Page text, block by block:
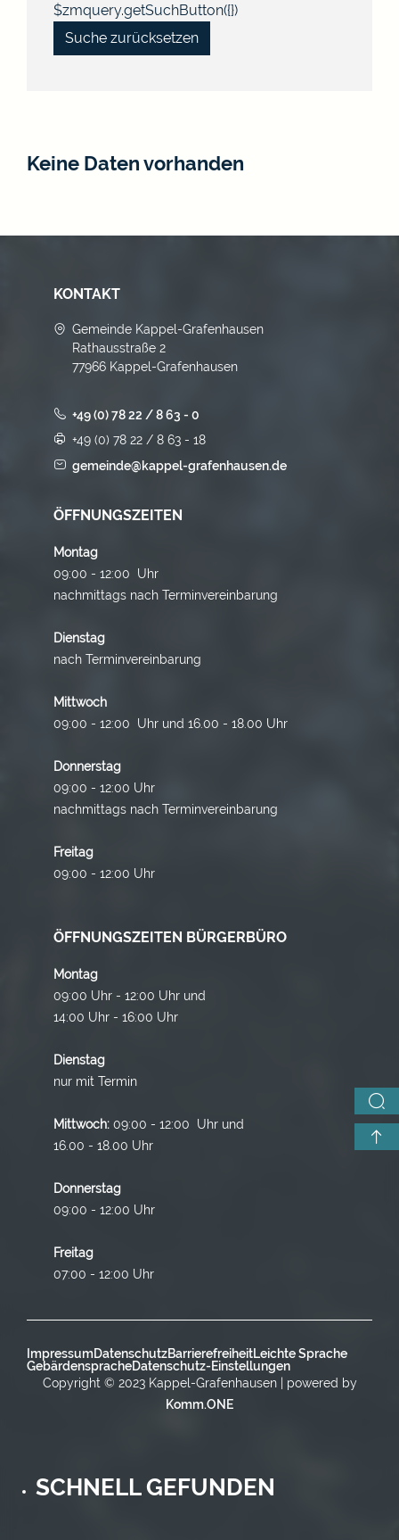
$zmquery.getSuchButton({})
Suche zurücksetzen
Keine Daten vorhanden
KONTAKT
Gemeinde Kappel-Grafenhausen
Rathausstraße 2
77966 Kappel-Grafenhausen
+49 (0) 78 22 / 8 63 - 0
+49 (0) 78 22 / 8 63 - 18
gemeinde@kappel-grafenhausen.de
ÖFFNUNGSZEITEN
Montag
09:00 - 12:00 Uhr
nachmittags nach Terminvereinbarung
Dienstag
nach Terminvereinbarung
Mittwoch
09:00 - 12:00 Uhr und 16.00 - 18.00 Uhr
Donnerstag
09:00 - 12:00 Uhr
nachmittags nach Terminvereinbarung
Freitag
09:00 - 12:00 Uhr
ÖFFNUNGSZEITEN BÜRGERBÜRO
Montag
09:00 Uhr - 12:00 Uhr und
14:00 Uhr - 16:00 Uhr
Dienstag
nur mit Termin
Mittwoch: 09:00 - 12:00 Uhr und
16.00 - 18.00 Uhr
Donnerstag
09:00 - 12:00 Uhr
Freitag
07:00 - 12:00 Uhr
ImpressumDatenschutzBarrierefreiheitLeichte Sprache
GebärdenspracheDatenschutz-Einstellungen
Copyright © 2023 Kappel-Grafenhausen | powered by
Komm.ONE
SCHNELL GEFUNDEN